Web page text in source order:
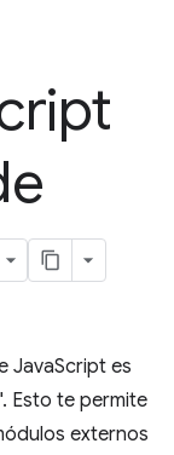
JavaScript es
Esto te permite
externos